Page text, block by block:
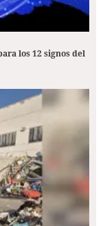
los 12 signos del